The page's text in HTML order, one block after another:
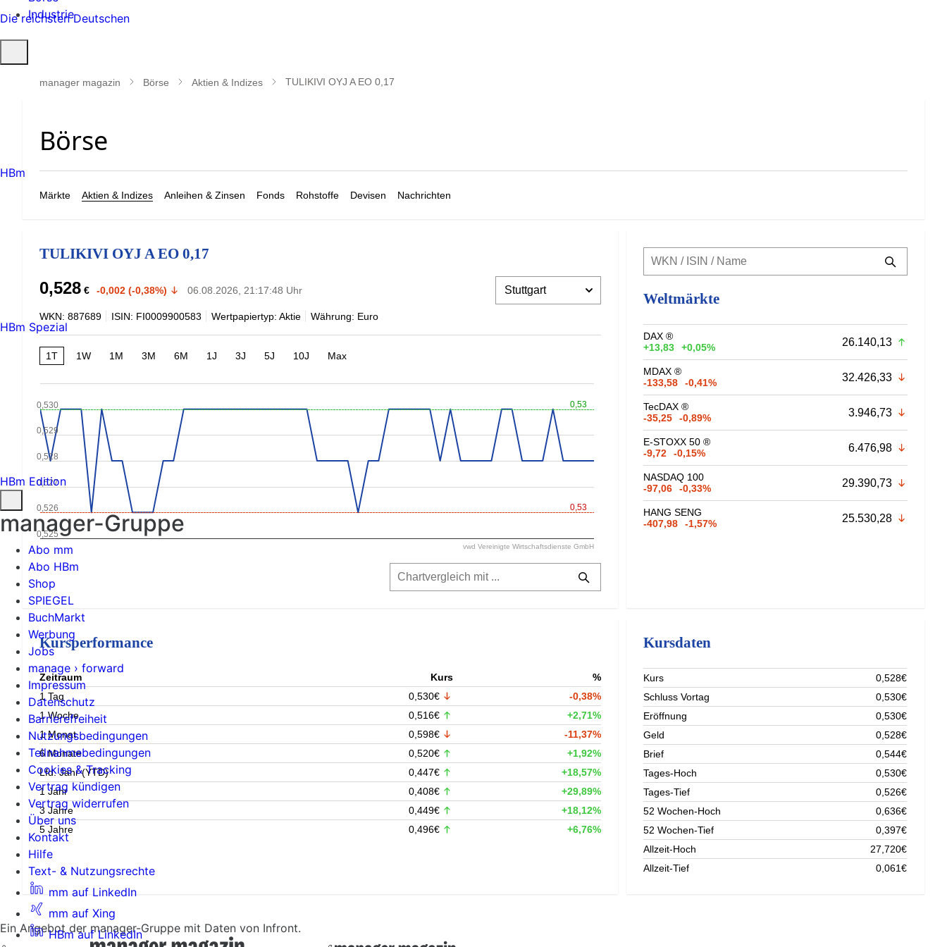
Industrie
öffnen
manager magazin Börse Aktien & Indizes TULIKIVI OYJ A EO 0,17
Märkte Aktien & Indizes Anleihen & Zinsen Fonds Rohstoffe Devisen Nachrichten
TULIKIVI OYJ A EO 0,17
0,528 € -0,002 (-0,38%) 06.08.2026, 21:17:48 Uhr
WKN: 887689 ISIN: FI0009900583 Wertpapiertyp: Aktie Währung: Euro
1T 1W 1M 3M 6M 1J 3J 5J 10J Max
0,53
0,53
0,526
0,528
0,530
0,525
0,527
0,529
vwd Vereinigte Wirtschaftsdienste GmbH
Weltmärkte
DAX ®
+13,83
+0,05% 26.140,13
MDAX ®
-133,58
-0,41% 32.426,33
TecDAX ®
-35,25
-0,89% 3.946,73
E-STOXX 50 ®
-9,72
-0,15% 6.476,98
NASDAQ 100
-97,06
-0,33% 29.390,73
HANG SENG
-407,98
-1,57% 25.530,28
Kursperformance
Zeitraum Kurs
%
1 Tag
0,530€
-0,38%
1 Woche
0,516€
+2,71%
1 Monat
0,598€
-11,37%
6 Monate
0,520€
+1,92%
Lfd. Jahr (YTD)
0,447€
+18,57%
1 Jahr
0,408€
+29,89%
3 Jahre
0,449€
+18,12%
5 Jahre
0,496€ +6,76%
Kursdaten
Kurs
0,528€
Schluss Vortag
0,530€
Eröffnung
0,530€
Geld
0,528€
Brief
0,544€
Tages-Hoch
0,530€
Tages-Tief
0,526€
52 Wochen-Hoch
0,636€
52 Wochen-Tief
0,397€
Allzeit-Hoch
27,720€
Allzeit-Tief
0,061€
Ein Angebot der manager-Gruppe mit Daten von Infront.
Die reichsten Deutschen
HBm
HBm Spezial
HBm Edition
manager-Gruppe
Abo mm
Abo HBm
Shop
SPIEGEL
BuchMarkt
Werbung
Jobs
manage › forward
Impressum
Datenschutz
Barrierefreiheit
Nutzungsbedingungen
Teilnahmebedingungen
Cookies & Tracking
Vertrag kündigen
Vertrag widerrufen
Über uns
Kontakt
Hilfe
Text- & Nutzungsrechte
mm auf LinkedIn
mm auf Xing
HBm auf LinkedIn